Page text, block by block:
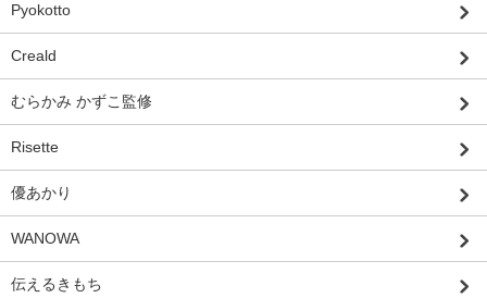
Pyokotto
Creald
むらかみ かずこ監修
Risette
優あかり
WANOWA
伝えるきもち